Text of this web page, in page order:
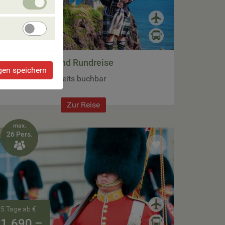
8 Tage ab €
2.190,–
Große Schottland Rundreise
Termine 2027 bereits buchbar
Zur Reise
max.
26 Pers.

5 Tage ab €
erforlderliche
Cookies
Angebote
verbessern
speichern